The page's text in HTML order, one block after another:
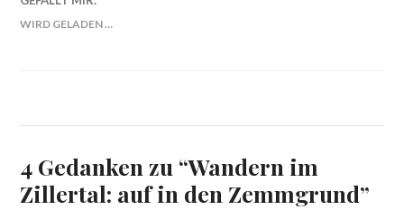
WIRD GELADEN …
4 Gedanken zu “Wandern im
Zillertal: auf in den Zemmgrund”